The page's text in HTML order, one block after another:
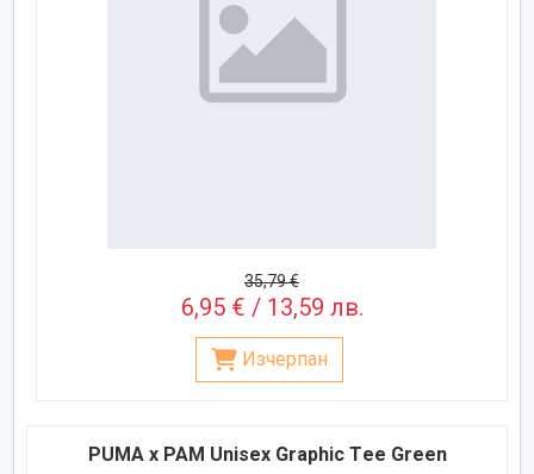
35,79 €
6,95 € / 13,59 лв.
Изчерпан
PUMA x PAM Unisex Graphic Тee Green